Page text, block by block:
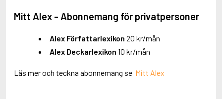
Mitt Alex - Abonnemang för privatpersoner
Alex Författarlexikon 20 kr/mån
Alex Deckarlexikon 10 kr/mån
Läs mer och teckna abonnemang se Mitt Alex